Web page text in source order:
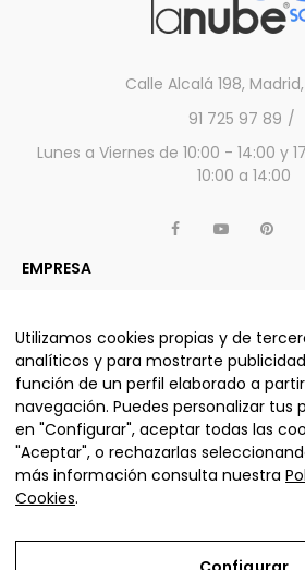
Calle Alcalá 198,
91 725 97 89
Lunes a Viernes de 10:00 - 14:00 y
10:00 a 14:00
EMPRESA
OTROS SERVICIOS Y PRODUCTOS
ALJUMA MUEBLES, S.L. © La nube
derechos
Utilizamos cookies propias y de
analíticos y para mostrarte
función de un perfil elaborado a
navegación. Puedes personalizar tus
en "Configurar", aceptar todas las
"Aceptar", o rechazarlas
más información consulta nuestra
Cookies.